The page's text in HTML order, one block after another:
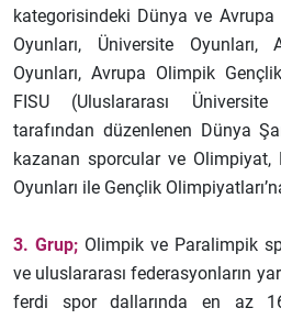
kategorisindeki Dünya ve Avrupa
Oyunları, Üniversite Oyunları,
Oyunları, Avrupa Olimpik
FISU (Uluslararası
tarafından düzenlenen Dünya
kazanan sporcular ve
Oyunları ile Gençlik
3. Grup; Olimpik ve Paralimpik
ve uluslararası federasyonların
ferdi spor dallarında en az